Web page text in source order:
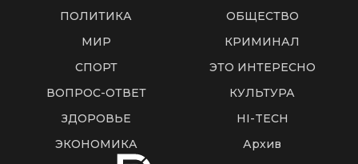
ПОЛИТИКА
ОБЩЕСТВО
МИР
КРИМИНАЛ
СПОРТ
ЭТО ИНТЕРЕСНО
ВОПРОС-ОТВЕТ
КУЛЬТУРА
ЗДОРОВЬЕ
HI-TECH
ЭКОНОМИКА
Архив